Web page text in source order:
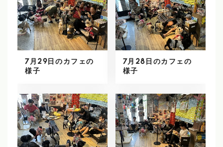
7月29日のカフェの
様子
7月28日のカフェの
様子